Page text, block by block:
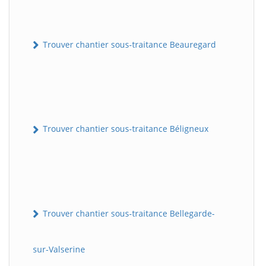
Trouver chantier sous-traitance Beauregard
Trouver chantier sous-traitance Béligneux
Trouver chantier sous-traitance Bellegarde-
sur-Valserine